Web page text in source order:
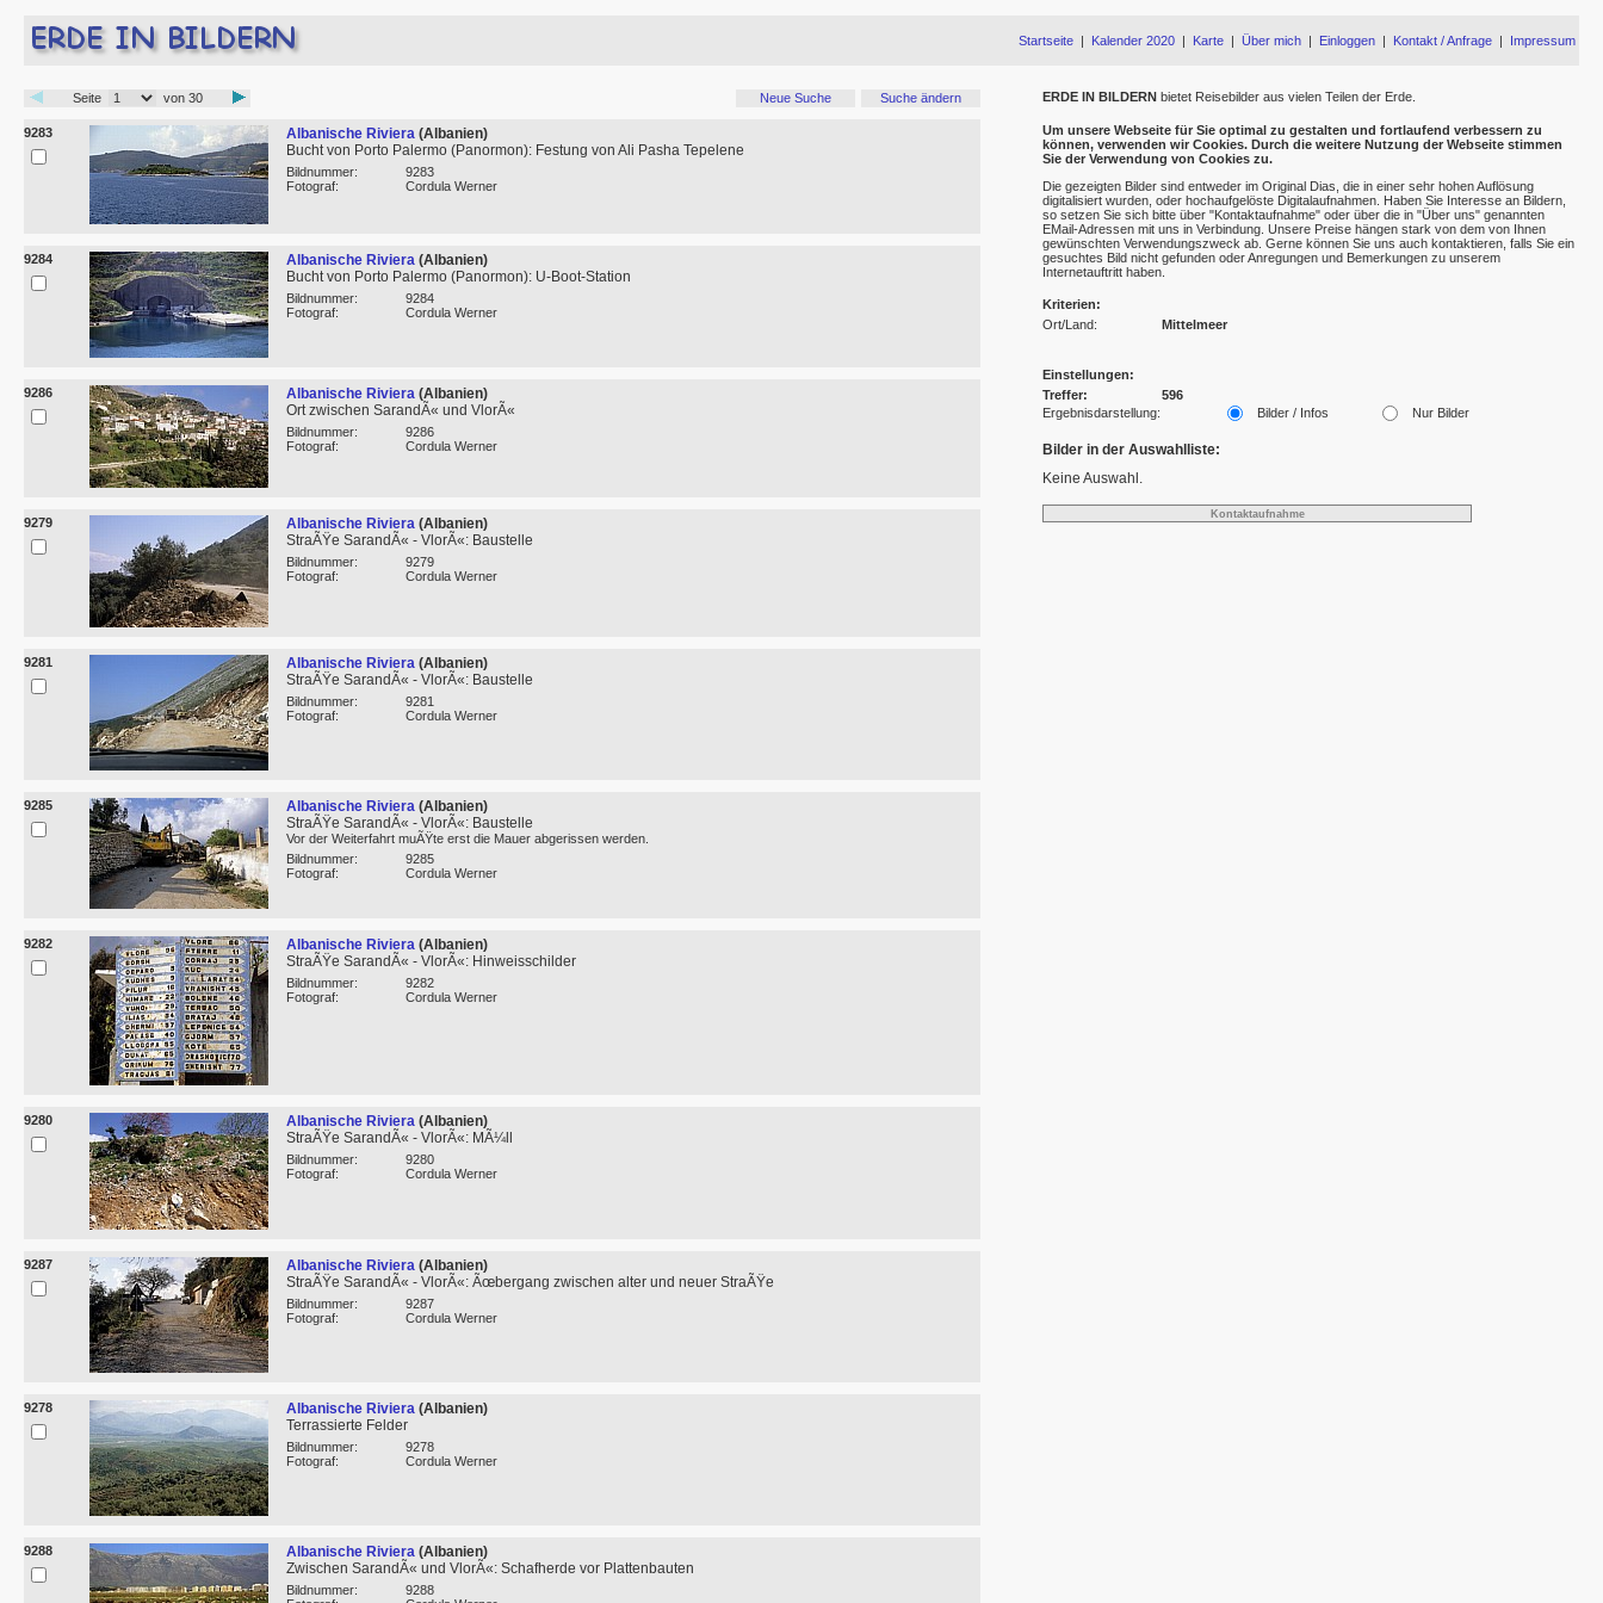
Startseite Kalender 2020 Karte Über mich Einloggen Kontakt / Anfrage Impressum
Seite von 30 Neue Suche Suche ändern
9283 Albanische Riviera (Albanien)
Bucht von Porto Palermo (Panormon): Festung von Ali Pasha Tepelene
Bildnummer:
9283
Fotograf:
Cordula Werner
9284 Albanische Riviera (Albanien)
Bucht von Porto Palermo (Panormon): U-Boot-Station
Bildnummer:
9284
Fotograf:
Cordula Werner
9286 Albanische Riviera (Albanien)
Ort zwischen SarandÃ« und VlorÃ«
Bildnummer:
9286
Fotograf:
Cordula Werner
9279 Albanische Riviera (Albanien)
StraÃŸe SarandÃ« - VlorÃ«: Baustelle
Bildnummer:
9279
Fotograf:
Cordula Werner
9281 Albanische Riviera (Albanien)
StraÃŸe SarandÃ« - VlorÃ«: Baustelle
Bildnummer:
9281
Fotograf:
Cordula Werner
9285 Albanische Riviera (Albanien)
StraÃŸe SarandÃ« - VlorÃ«: Baustelle
Vor der Weiterfahrt muÃŸte erst die Mauer abgerissen werden.
Bildnummer:
9285
Fotograf:
Cordula Werner
9282 Albanische Riviera (Albanien)
StraÃŸe SarandÃ« - VlorÃ«: Hinweisschilder
Bildnummer:
9282
Fotograf:
Cordula Werner
9280 Albanische Riviera (Albanien)
StraÃŸe SarandÃ« - VlorÃ«: MÃ¼ll
Bildnummer:
9280
Fotograf:
Cordula Werner
9287 Albanische Riviera (Albanien)
StraÃŸe SarandÃ« - VlorÃ«: Ãœbergang zwischen alter und neuer StraÃŸe
Bildnummer:
9287
Fotograf:
Cordula Werner
9278 Albanische Riviera (Albanien)
Terrassierte Felder
Bildnummer:
9278
Fotograf:
Cordula Werner
9288 Albanische Riviera (Albanien)
Zwischen SarandÃ« und VlorÃ«: Schafherde vor Plattenbauten
Bildnummer:
9288
ERDE IN BILDERN bietet Reisebilder aus vielen Teilen der Erde.
Um unsere Webseite für Sie optimal zu gestalten und fortlaufend verbessern zu
können, verwenden wir Cookies. Durch die weitere Nutzung der Webseite stimmen
Sie der Verwendung von Cookies zu.
Die gezeigten Bilder sind entweder im Original Dias, die in einer sehr hohen Auflösung
digitalisiert wurden, oder hochaufgelöste Digitalaufnahmen. Haben Sie Interesse an Bildern,
so setzen Sie sich bitte über "Kontaktaufnahme" oder über die in "Über uns" genannten
EMail-Adressen mit uns in Verbindung. Unsere Preise hängen stark von dem von Ihnen
gewünschten Verwendungszweck ab. Gerne können Sie uns auch kontaktieren, falls Sie ein
gesuchtes Bild nicht gefunden oder Anregungen und Bemerkungen zu unserem
Internetauftritt haben.
Kriterien:
Ort/Land:
Mittelmeer
Einstellungen:
Treffer:
596
Ergebnisdarstellung:
Bilder / Infos Nur Bilder
Bilder in der Auswahlliste:
Keine Auswahl.
Kontaktaufnahme